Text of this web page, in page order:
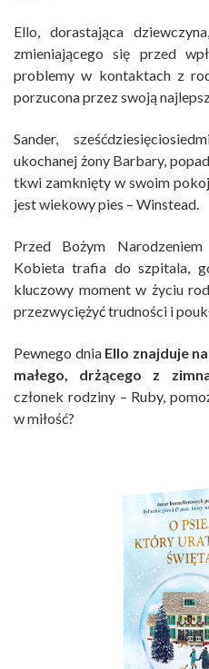
Ello, dorastająca
zmieniającego się przed
problemy w kontaktach z
porzucona przez swoją
Sander,
ukochanej żony Barbary,
tkwi zamknięty w swoim
jest wiekowy pies – Winstead.
Przed Bożym
Kobieta trafia do szpitala,
kluczowy moment w życiu
przezwyciężyć trudności i
Pewnego dniaEllo znajduje
małego, drżącego z
członek rodziny – Ruby,
w miłość?